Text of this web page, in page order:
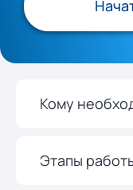
Кому
Этапы